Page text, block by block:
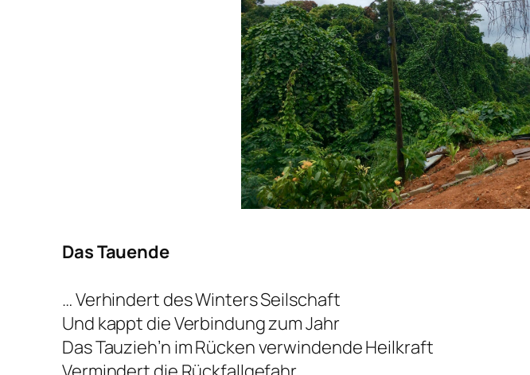
Das Tauende
… Verhindert des Winters Seilschaft
Und kappt die Verbindung zum Jahr
Das Tauzieh’n im Rücken verwindende Heilkraft